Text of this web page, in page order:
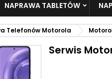
NAPRAWA TABLETÓW
Telefonów Motorola
Serwis